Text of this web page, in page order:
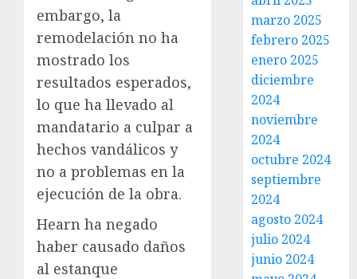
embargo, la
remodelación no ha
mostrado los
resultados esperados,
lo que ha llevado al
mandatario a culpar a
hechos vandálicos y
no a problemas en la
ejecución de la obra.
Hearn ha negado
haber causado daños
al estanque
marzo 2025
febrero 2025
enero 2025
diciembre
2024
noviembre
2024
octubre 2024
septiembre
2024
agosto 2024
julio 2024
junio 2024